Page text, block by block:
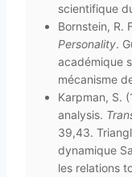
scientifique
Bornstein, R.
Personality.
académique
mécanisme
Karpman, S.
analysis.
39,43.
dynamique
les relations